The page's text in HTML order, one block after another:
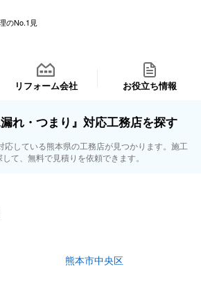
のNo.1見
リフォーム会社 お役立ち情報
れ・つまり』対応工務店を探す
応している熊本県の工務店が見つかります。施工
て、無料で見積りを依頼できます。
熊本市中央区